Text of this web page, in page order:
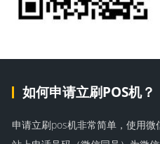
如何申请立刷POS机？
申请立刷pos机非常简单，使用